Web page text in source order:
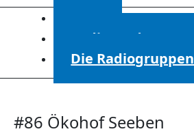
Radiosendungen
Die Radiogruppen
#86 Ökohof Seeben